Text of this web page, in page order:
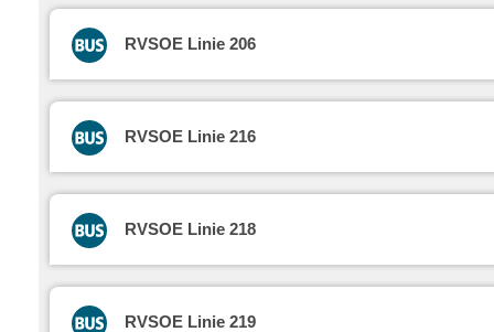
RVSOE Linie 206
RVSOE Linie 216
RVSOE Linie 218
RVSOE Linie 219